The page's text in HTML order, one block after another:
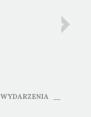
WYDARZENIA